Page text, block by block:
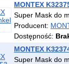
MONTEX
Super Mask do
Producent:
Dostępność:
MONTEX
Super Mask do